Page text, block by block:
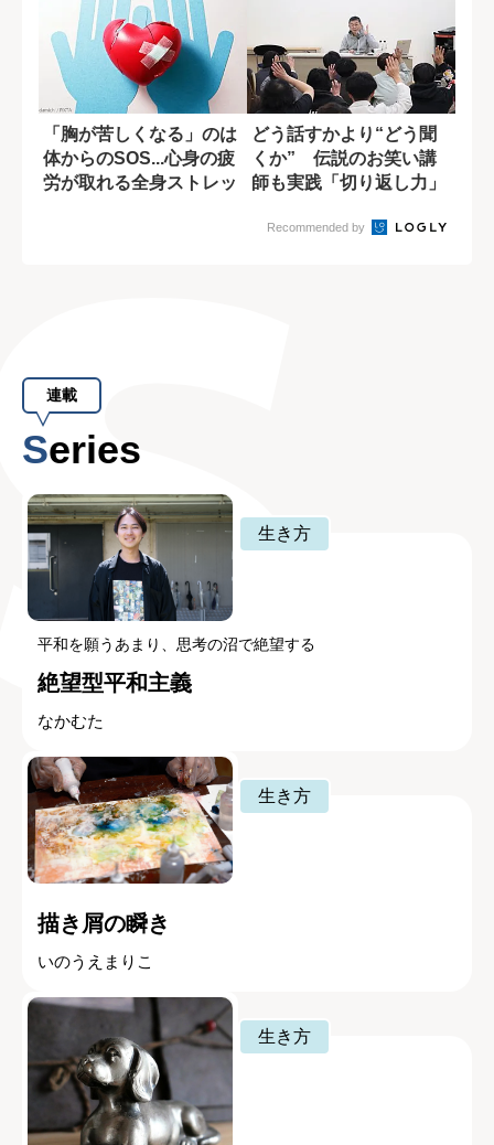
「胸が苦しくなる」のは
体からのSOS...心身の疲
労が取れる全身ストレッ
どう話すかより“どう聞
くか” 伝説のお笑い講
師も実践「切り返し力」
Recommended by
連載
Series
生き方
平和を願うあまり、思考の沼で絶望する
絶望型平和主義
なかむた
生き方
描き屑の瞬き
いのうえまりこ
生き方